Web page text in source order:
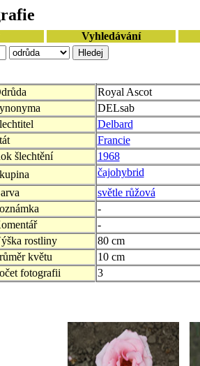
Vyhledávání
Royal Ascot
DELsab
Delbard
Francie
šlechtění
1968
čajohybrid
světle růžová
-
-
rostliny
80 cm
květu
10 cm
fotografii
3